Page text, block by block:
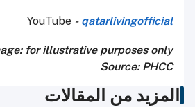
YouTube - qatarlivingofficial
for illustrative purposes only
Source: PHCC
المزيد من المقالات